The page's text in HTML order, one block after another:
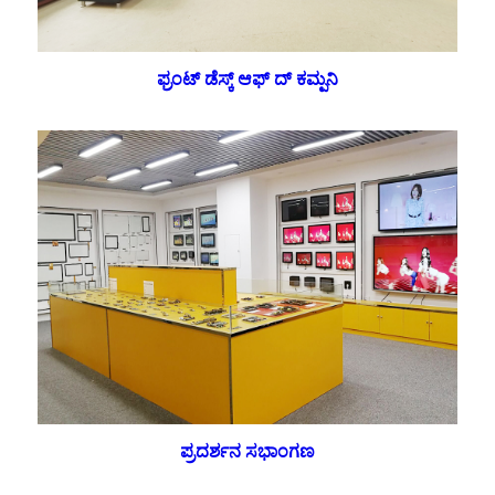
ಫ್ರಂಟ್ ಡೆಸ್ಕ್ ಆಫ್ ದ್ ಕಮ್ಪನಿ
ಪ್ರದರ್ಶನ ಸಭಾಂಗಣ